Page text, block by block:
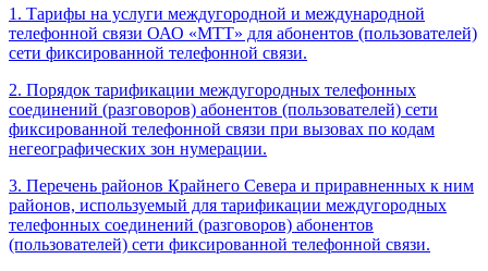
1. Тарифы на услуги междугородной и международной
телефонной связи ОАО «МТТ» для абонентов (пользователей)
сети фиксированной телефонной связи.
2. Порядок тарификации междугородных телефонных
соединений (разговоров) абонентов (пользователей) сети
фиксированной телефонной связи при вызовах по кодам
негеографических зон нумерации.
3. Перечень районов Крайнего Севера и приравненных к ним
районов, используемый для тарификации междугородных
телефонных соединений (разговоров) абонентов
(пользователей) сети фиксированной телефонной связи.